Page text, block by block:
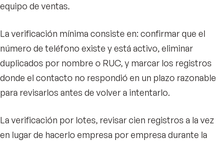
equipo de ventas.
La verificación mínima consiste en: confirmar que el
número de teléfono existe y está activo, eliminar
duplicados por nombre o RUC, y marcar los registros
donde el contacto no respondió en un plazo razonable
para revisarlos antes de volver a intentarlo.
La verificación por lotes, revisar cien registros a la vez
en lugar de hacerlo empresa por empresa durante la